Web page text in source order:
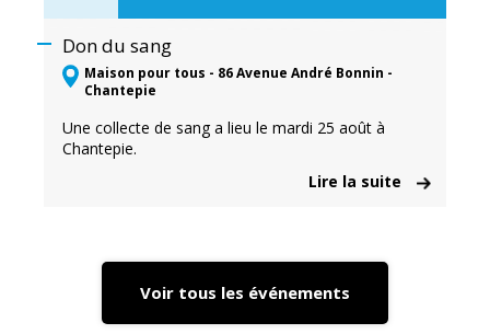
Don du sang
Maison pour tous - 86 Avenue André Bonnin -
Chantepie
Une collecte de sang a lieu le mardi 25 août à
Chantepie.
Lire la suite
Voir tous les événements